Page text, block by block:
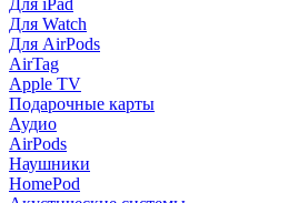
Для iPad
Для Watch
Для AirPods
AirTag
Apple TV
Подарочные карты
Аудио
AirPods
Наушники
HomePod